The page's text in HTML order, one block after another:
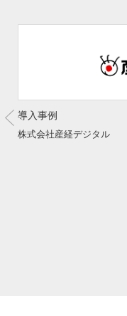
導入事例
株式会社産経デジタル